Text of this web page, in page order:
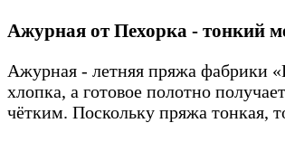
Ажурная от Пехорка - тонкий
Ажурная - летняя пряжа фабрики
хлопка, а готовое полотно
чётким. Поскольку пряжа тонкая,